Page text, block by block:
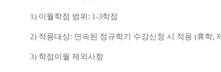
1) 이월학점 범위 : 1-3학점
2) 적용대상: 연속된 정규학기 수강신청 시 적용 (휴학,
3) 학점이월 제외사항